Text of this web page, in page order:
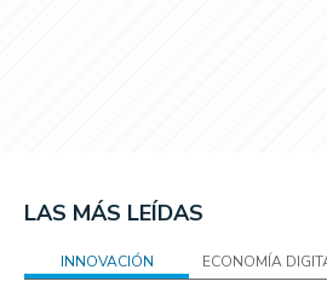
LAS MÁS LEÍDAS
INNOVACIÓN ECONOMÍA